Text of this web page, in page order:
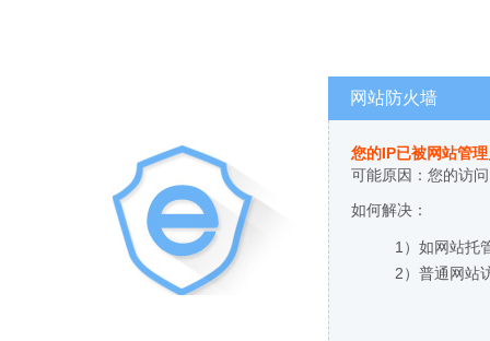
网站防火墙
您的IP已被网站管
可能原因：您的访
如何解决：
1）如网站托
2）普通网站